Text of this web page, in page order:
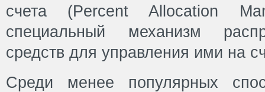
счета (Percent Allocation
специальный механизм
средств для управления ими на
Среди менее популярных